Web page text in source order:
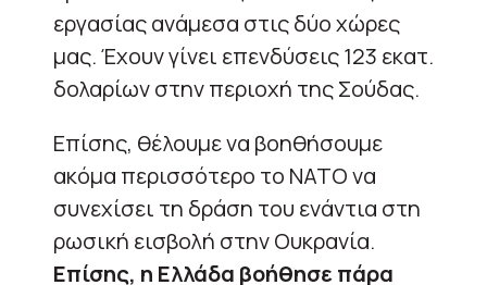
εργασίας ανάμεσα στις δύο χώρες
μας. Έχουν γίνει επενδύσεις 123 εκατ.
δολαρίων στην περιοχή της Σούδας.
Επίσης, θέλουμε να βοηθήσουμε
ακόμα περισσότερο το ΝΑΤΟ να
συνεχίσει τη δράση του ενάντια στη
ρωσική εισβολή στην Ουκρανία.
Επίσης, η Ελλάδα βοήθησε πάρα